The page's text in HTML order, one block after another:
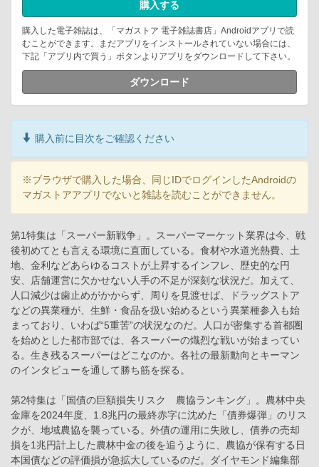
購入する
購入した電子雑誌は、「マガストア 電子雑誌書店」Androidアプリで読
むことができます。まだアプリをインストールされていない場合には、
下記「アプリ内で買う」ボタンよりアプリをダウンロードして下さい。
ダウンロード
購入前に目次をご確認ください
※ブラウザで購入した場合、同じIDでログインしたAndroidの
マガストアアプリでないと雑誌を読むことができません。
第1特集は「スーパー新戦争」。スーパーマーケット業界は今、戦
後初めてとも言える環境に直面している。食材や水道光熱費、土
地、金利などあらゆるコストが上昇するインフレ、歴史的な円
安、店舗運営に欠かせない人手の不足が深刻な状況だ。加えて、
人口減少は歯止めがかからず、周りを見渡せば、ドラッグストア
などの異業種が、生鮮・食品を扱い始めるという異業種参入も始
まっており、いわば“5重苦”の状況なのだ。人口が密集する首都圏
を始めとした都市部では、各スーパーの熾烈な戦いが始まってい
る。生き残るスーパーはどこなのか。各社の最新動向とキーマン
のインタビューを通して勝ち筋を探る。
第2特集は「国債の巨額損失リスク 農協ランキング」。農林中央
金庫を2024年度、1.8兆円の最終赤字に沈めた「債券爆弾」のリス
クが、地域農協を襲っている。外債の運用に失敗し、債券の売却
損を1兆円計上した農林中金の後を追うように、農協が保有する日
本国債などの評価損が急拡大しているのだ。ダイヤモンド編集部